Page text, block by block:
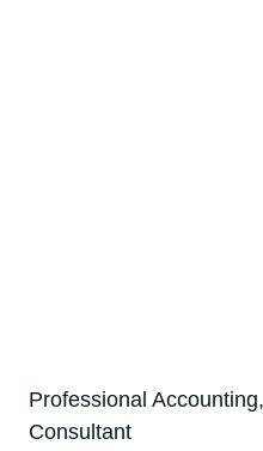
Professional
Consultant